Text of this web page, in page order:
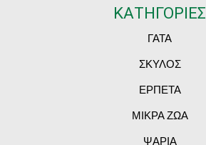
ΚΑΤΗΓΟΡΙΕΣ
ΓΑΤΑ
ΣΚΥΛΟΣ
ΕΡΠΕΤΑ
ΜΙΚΡΑ ΖΩΑ
ΨΑΡΙΑ